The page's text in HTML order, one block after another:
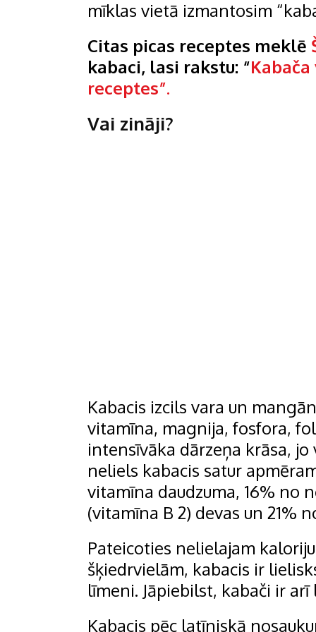
mīklas vietā izmantosim
Citas picas receptes meklē
kabaci, lasi rakstu: “
receptes”.
Vai zināji?
Kabacis izcils vara un
vitamīna, magnija, fosfora,
intensīvāka dārzeņa krāsa,
neliels kabacis satur
vitamīna daudzuma, 16% no
(vitamīna B 2) devas un 21%
Pateicoties nelielajam
šķiedrvielām, kabacis ir
līmeni. Jāpiebilst, kabači ir
Kabacis pēc latīniskā